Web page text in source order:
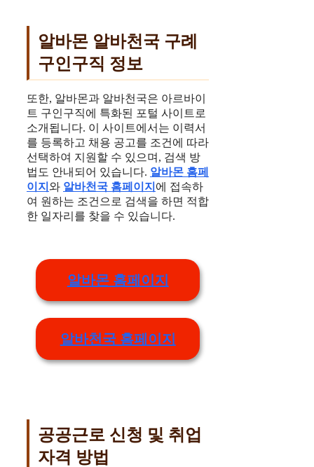
알바몬 알바천국 구례
구인구직 정보
또한, 알바몬과 알바천국은 아르바이
트 구인구직에 특화된 포털 사이트로
소개됩니다. 이 사이트에서는 이력서
를 등록하고 채용 공고를 조건에 따라
선택하여 지원할 수 있으며, 검색 방
법도 안내되어 있습니다. 알바몬 홈페
이지 와 알바천국 홈페이지 에 접속하
여 원하는 조건으로 검색을 하면 적합
한 일자리를 찾을 수 있습니다.
알바몬 홈페이지
알바천국 홈페이지
공공근로 신청 및 취업
자격 방법